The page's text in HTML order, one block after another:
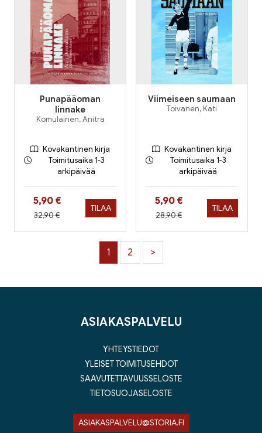
Punapääoman
linnake
Komulainen, Anitra
Kovakantinen kirja
Toimitusaika 1-3
arkipäivää
Hinta nyt
5,90 €
Hinta aiemmin
32,90 €
TILAA
Viimeiseen saumaan
Toivanen, Kati
Kovakantinen kirja
Toimitusaika 1-3
arkipäivää
Hinta nyt
5,90 €
Hinta aiemmin
28,90 €
TILAA
1 2 >
ASIAKASPALVELU
YHTEYSTIEDOT
YLEISET TOIMITUSEHDOT
SAAVUTETTAVUUSSELOSTE
TIETOSUOJASELOSTE
ASIAKASPALVELU@STORIA.FI